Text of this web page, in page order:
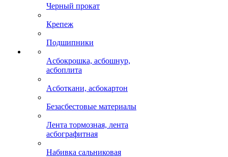
Черный прокат
Крепеж
Подшипники
Асбокрошка, асбошнур,
асбоплита
Асботкани, асбокартон
Безасбестовые материалы
Лента тормозная, лента
асбографитная
Набивка сальниковая